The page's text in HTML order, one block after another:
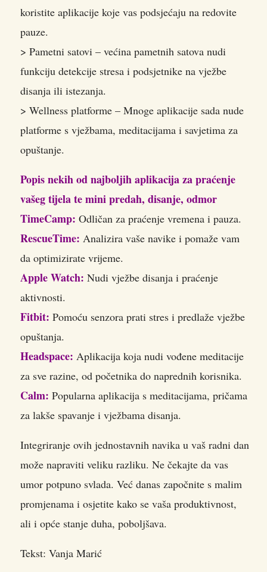
koristite aplikacije koje vas podsjećaju na redovite
pauze.
> Pametni satovi – većina pametnih satova nudi
funkciju detekcije stresa i podsjetnike na vježbe
disanja ili istezanja.
> Wellness platforme – Mnoge aplikacije sada nude
platforme s vježbama, meditacijama i savjetima za
opuštanje.
Popis nekih od najboljih aplikacija za praćenje
vašeg tijela te mini predah, disanje, odmor
TimeCamp: Odličan za praćenje vremena i pauza.
RescueTime: Analizira vaše navike i pomaže vam
da optimizirate vrijeme.
Apple Watch: Nudi vježbe disanja i praćenje
aktivnosti.
Fitbit: Pomoću senzora prati stres i predlaže vježbe
opuštanja.
Headspace: Aplikacija koja nudi vođene meditacije
za sve razine, od početnika do naprednih korisnika.
Calm: Popularna aplikacija s meditacijama, pričama
za lakše spavanje i vježbama disanja.
Integriranje ovih jednostavnih navika u vaš radni dan
može napraviti veliku razliku. Ne čekajte da vas
umor potpuno svlada. Već danas započnite s malim
promjenama i osjetite kako se vaša produktivnost,
ali i opće stanje duha, poboljšava.
Tekst: Vanja Marić